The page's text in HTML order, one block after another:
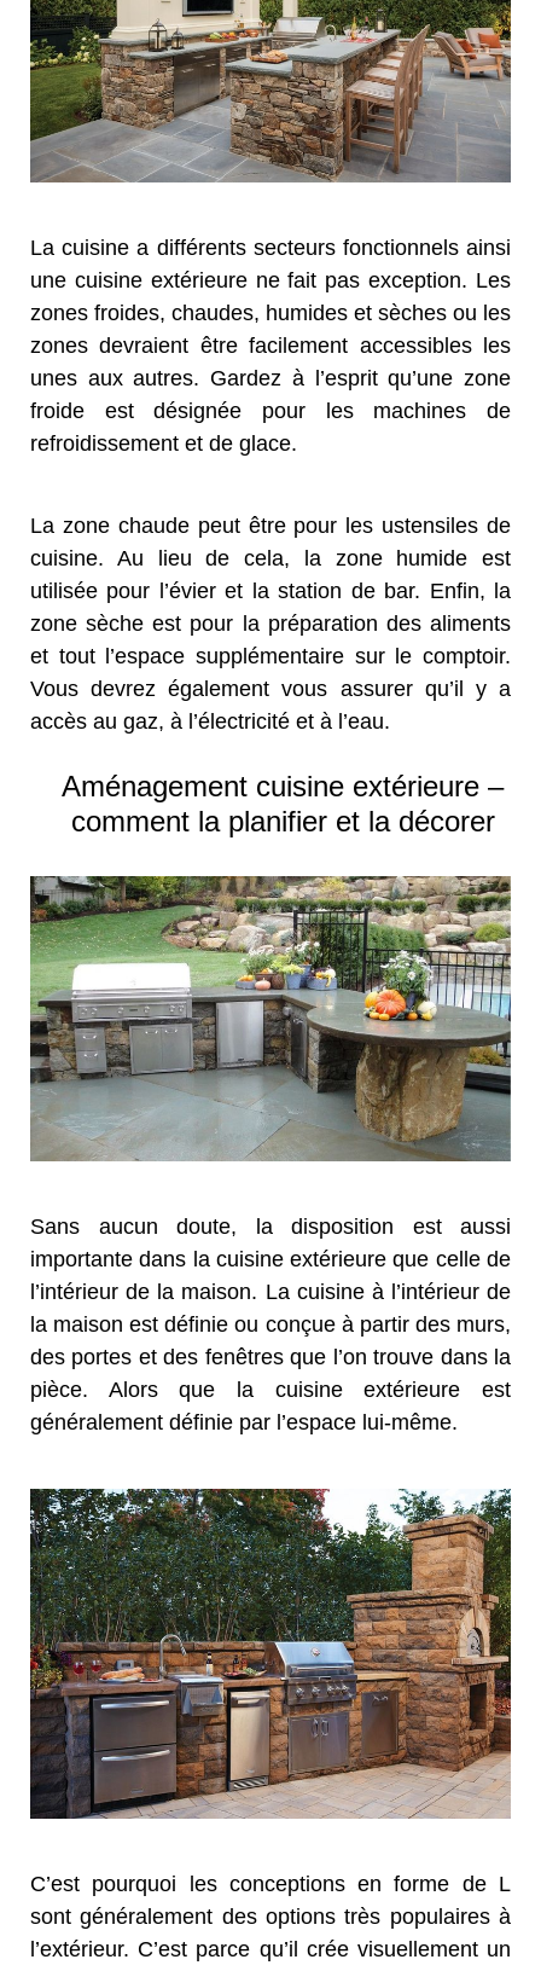
La cuisine a différents secteurs fonctionnels ainsi
une cuisine extérieure ne fait pas exception. Les
zones froides, chaudes, humides et sèches ou les
zones devraient être facilement accessibles les
unes aux autres. Gardez à l’esprit qu’une zone
froide est désignée pour les machines de
refroidissement et de glace.
La zone chaude peut être pour les ustensiles de
cuisine. Au lieu de cela, la zone humide est
utilisée pour l’évier et la station de bar. Enfin, la
zone sèche est pour la préparation des aliments
et tout l’espace supplémentaire sur le comptoir.
Vous devrez également vous assurer qu’il y a
accès au gaz, à l’électricité et à l’eau.
Aménagement cuisine extérieure –
comment la planifier et la décorer
Sans aucun doute, la disposition est aussi
importante dans la cuisine extérieure que celle de
l’intérieur de la maison. La cuisine à l’intérieur de
la maison est définie ou conçue à partir des murs,
des portes et des fenêtres que l’on trouve dans la
pièce. Alors que la cuisine extérieure est
généralement définie par l’espace lui-même.
C’est pourquoi les conceptions en forme de L
sont généralement des options très populaires à
l’extérieur. C’est parce qu’il crée visuellement un